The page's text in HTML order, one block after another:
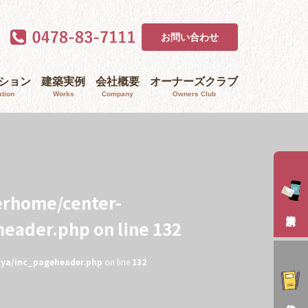
お問い合わせ
ョン 建築実例
Works
会社概要
Company
オーナーズクラブ
Owners Club
center-
on line 132
inc_pageheader.php on line 132